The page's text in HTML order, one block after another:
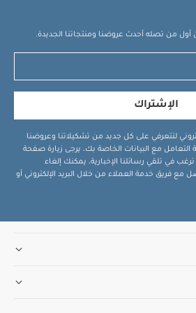
أول من تصله أحدث عروضنا ومنتجاتنا الجديدة.
الإشتراك
لتتعرفي على كل جديد من تشكيلاتنا وعروضنا
التعامل مع البيانات الخاصة بك، يرجى زيارة صفحة
ترغب في تلقي رسائلنا الإخبارية، يمكنك إلغاء
مع فريق خدمة العملاء من خلال البريد الإلكتروني أو